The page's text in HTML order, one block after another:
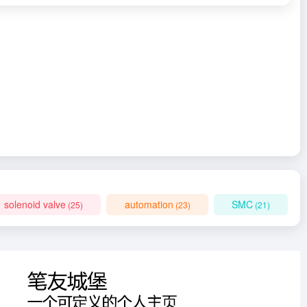
solenoid valve (25) automation (23) SMC(21)